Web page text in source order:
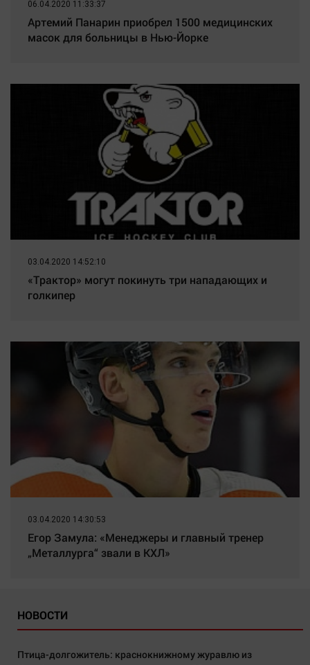
06.04.2020 11:33:37
Артемий Панарин приобрел 1500 медицинских
масок для больницы в Нью-Йорке
03.04.2020 14:52:10
«Трактор» могут покинуть три нападающих и
голкипер
03.04.2020 14:30:53
Егор Замула: «Менеджеры и главный тренер
„Металлурга“ звали в КХЛ»
НОВОСТИ
Птица-долгожитель: краснокнижному журавлю из